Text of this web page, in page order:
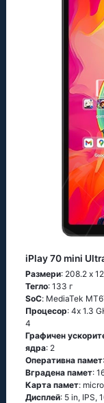
iPlay 70 mini
Размери: 208.2 x
Тегло: 133 г
SoC: МеdiаТеk
Процесор: 4х 1.3
4
Графичен
ядра: 2
Оперативна памет
Вградена памет:
Карта памет:
Дисплей: 5 in, IPS,